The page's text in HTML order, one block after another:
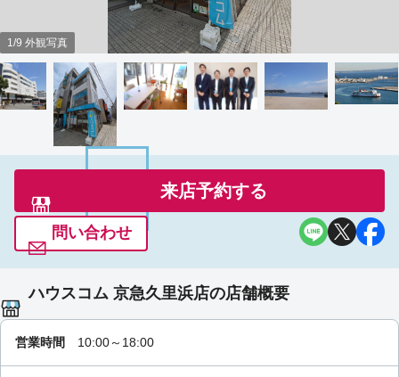
1/9 外観写真
来店予約する
問い合わせ
ハウスコム 京急久里浜店の店舗概要
営業時間 10:00～18:00